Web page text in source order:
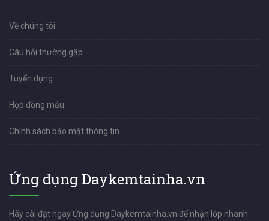
Về chúng tôi
Câu hỏi thường gặp
Tuyển dụng
Hợp đồng mẫu
Chính sách bảo mật thông tin
Ứng dụng Daykemtainha.vn
Hãy cài đặt ngay Ứng dụng Daykemtainha.vn để nhận lớp nhanh